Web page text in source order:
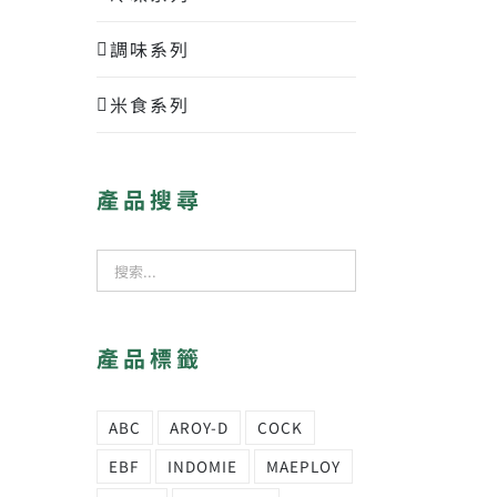
調味系列
米食系列
產品搜尋
產品標籤
ABC AROY-D
COCK
EBF
INDOMIE
MAEPLOY